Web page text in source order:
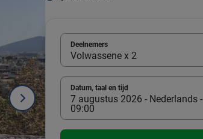
Deelnemers
Volwassene x 2
Datum, taal en tijd
7 augustus 2026 - Nederlands -
09:00